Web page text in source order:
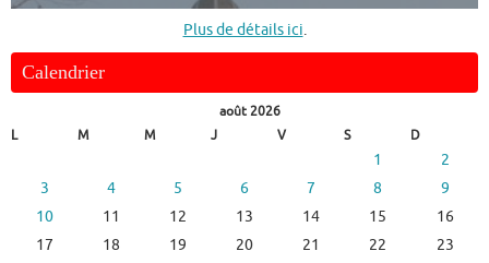
Plus de détails ici.
Calendrier
août 2026
L
M M J V S D
1
2
3
4 5 6 7 8
9
10
11 12 13 14 15
16
17
18 19 20 21 22
23